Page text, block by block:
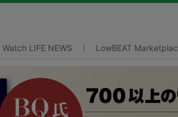
Watch LIFE NEWS LowBEAT